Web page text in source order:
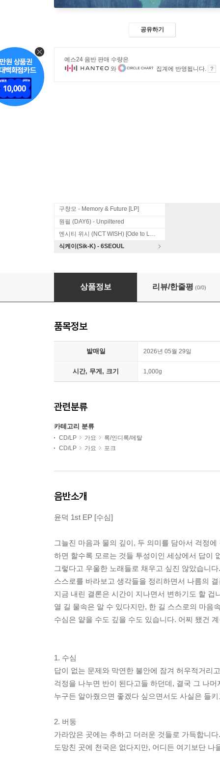
공유하기
예스24 음반 판매 수량은
와
집계에 반영됩니다.
구창모 - Memory & Future [LP]
원필 (DAY6) - Unpiltered
엔시티 위시 (NCT WISH) [Ode to Love]
식케이(Sik-K) - 6SEOUL
윤덕 - EP : 수심
상품정보 리뷰/한줄평 (0/0)
품목정보
발매일 2026년 05월 29일
시간, 무게, 크기 1,000g
관련분류
카테고리 분류
CD/LP 가요
록/인디록/메탈
CD/LP
가요 포크
음반소개
윤덕 1st EP [수심]
그늘진 마음과 물의 깊이, 두 의미를 담아서 걱정
하면 할수록 모르는 것들 투성이인 세상에서 답이
그렇다고 우울한 노래들로 채우고 싶진 않았습니다.
스스로를 바라보고 생각들을 정리하면서 나름의
지금 내린 결론은 시간이 지나면서 변하기도 할 겁
열 길 물속은 알 수 있다지만, 한 길 스스로의 마음
수심은 얕을 수도 깊을 수도 있습니다. 어찌 됐건
1. 수심
답이 없는 문제와 막연한 불안에 잠겨 허우적거리
걱정을 나누면 반이 된다고들 하던데, 결국 그 나
누구든 알아줬으면 좋겠다 싶으면서도 사실은 들
2. 버둥
가라앉은 곳에는 추하고 더러운 것들로 가득합니다.
도망친 곳에 천국은 없다지만, 어디든 여기보단 나